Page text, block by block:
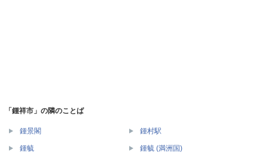
「鍾祥市」の隣のことば
鍾景閣 鍾村駅
鍾毓 鍾毓 (満洲国)